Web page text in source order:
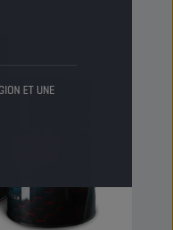
ET UNE